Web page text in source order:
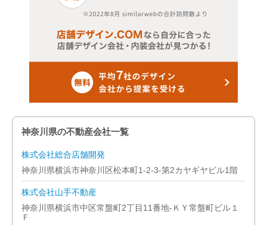
神奈川県の不動産会社一覧
株式会社総合店舗開発
神奈川県横浜市神奈川区松本町1-2-3-第2カヤギヤビル1階
株式会社山手不動産
神奈川県横浜市中区常盤町2丁目11番地-ＫＹ常盤町ビル１
Ｆ